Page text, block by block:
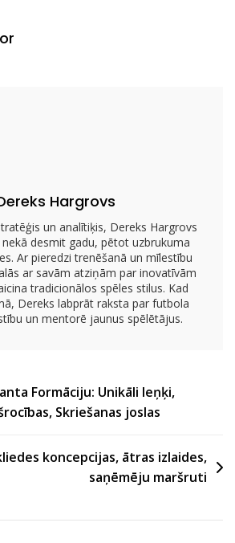
Hargrovs
un analītiķis, Dereks Hargrovs
desmit gadu, pētot uzbrukuma
Ar pieredzi trenēšanā un mīlestību
ar savām atziņām par inovatīvām
tradicionālos spēles stilus. Kad
Dereks labprāt raksta par futbola
un mentorē jaunus spēlētājus.
Formāciju: Unikāli leņķi,
Skriešanas joslas
koncepcijas, ātras izlaides,
saņēmēju maršruti